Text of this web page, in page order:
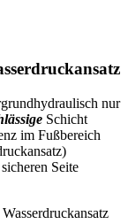
nur
Schicht
im Fußbereich
Seite